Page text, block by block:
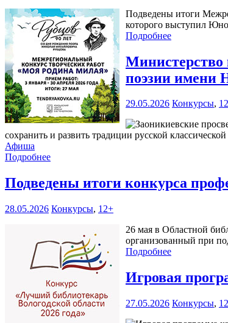
Подведены итоги
которого выступил
Подробнее
Министерство
поэзии имени
29.05.2026 Конкурсы,
сохранить и развить традиции русской
Афиша
Подробнее
Подведены итоги конкурса
28.05.2026 Конкурсы, 12+
26 мая в Областной
организованный при
Подробнее
Игровая
27.05.2026 Конкурсы,